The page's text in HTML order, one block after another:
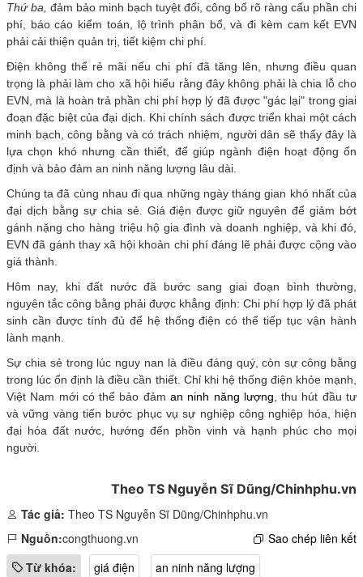
Thứ ba, đảm bảo minh bạch tuyệt đối, công bố rõ ràng cấu phần chi
phí, báo cáo kiểm toán, lộ trình phân bổ, và đi kèm cam kết EVN
phải cải thiện quản trị, tiết kiệm chi phí.
Điện không thể rẻ mãi nếu chi phí đã tăng lên, nhưng điều quan
trọng là phải làm cho xã hội hiểu rằng đây không phải là chia lỗ cho
EVN, mà là hoàn trả phần chi phí hợp lý đã được "gác lại" trong giai
đoạn đặc biệt của đại dịch. Khi chính sách được triển khai một cách
minh bạch, công bằng và có trách nhiệm, người dân sẽ thấy đây là
lựa chọn khó nhưng cần thiết, để giúp ngành điện hoạt động ổn
định và bảo đảm an ninh năng lượng lâu dài.
Chúng ta đã cùng nhau đi qua những ngày tháng gian khó nhất của
đại dịch bằng sự chia sẻ. Giá điện được giữ nguyên để giảm bớt
gánh nặng cho hàng triệu hộ gia đình và doanh nghiệp, và khi đó,
EVN đã gánh thay xã hội khoản chi phí đáng lẽ phải được cộng vào
giá thành.
Hôm nay, khi đất nước đã bước sang giai đoạn bình thường,
nguyên tắc công bằng phải được khẳng định: Chi phí hợp lý đã phát
sinh cần được tính đủ để hệ thống điện có thể tiếp tục vận hành
lành mạnh.
Sự chia sẻ trong lúc nguy nan là điều đáng quý, còn sự công bằng
trong lúc ổn định là điều cần thiết. Chỉ khi hệ thống điện khỏe mạnh,
Việt Nam mới có thể bảo đảm an ninh năng lượng, thu hút đầu tư
và vững vàng tiến bước phục vụ sự nghiệp công nghiệp hóa, hiện
đại hóa đất nước, hướng đến phồn vinh và hạnh phúc cho mọi
người.
Theo TS Nguyễn Sĩ Dũng/Chinhphu.vn
Tác giả: Theo TS Nguyễn Sĩ Dũng/Chinhphu.vn
Nguồn:congthuong.vn
Sao chép liên kết
Từ khóa:
giá điện an ninh năng lượng